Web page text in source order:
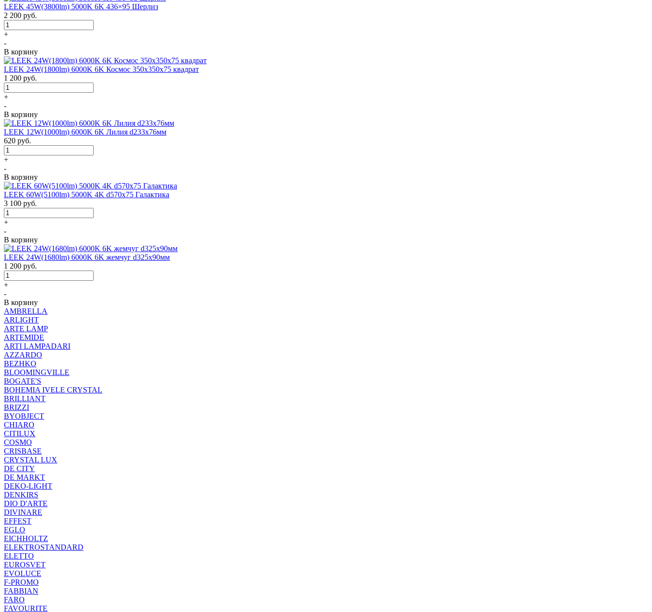
LEEK 45W(3800lm) 5000K 6K 436×95 Шерлиз
2 200 руб.
+
-
В корзину
LEEK 24W(1800lm) 6000K 6K Космос 350x350x75 квадрат
1 200 руб.
+
-
В корзину
LEEK 12W(1000lm) 6000K 6K Лилия d233x76мм
620 руб.
+
-
В корзину
LEEK 60W(5100lm) 5000K 4K d570x75 Галактика
3 100 руб.
+
-
В корзину
LEEK 24W(1680lm) 6000K 6K жемчуг d325x90мм
1 200 руб.
+
-
В корзину
AMBRELLA
ARLIGHT
ARTE LAMP
ARTEMIDE
ARTI LAMPADARI
AZZARDO
BEZHKO
BLOOMINGVILLE
BOGATE'S
BOHEMIA IVELE CRYSTAL
BRILLIANT
BRIZZI
BYOBJECT
CHIARO
CITILUX
COSMO
CRISBASE
CRYSTAL LUX
DE CITY
DE MARKT
DEKO-LIGHT
DENKIRS
DIO D'ARTE
DIVINARE
EFFEST
EGLO
EICHHOLTZ
ELEKTROSTANDARD
ELETTO
EUROSVET
EVOLUCE
F-PROMO
FABBIAN
FARO
FAVOURITE